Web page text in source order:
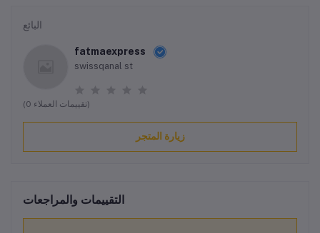
البائع
fatmaexpress
swissqanal st
(0 تقييمات العملاء)
زيارة المتجر
التقييمات والمراجعات